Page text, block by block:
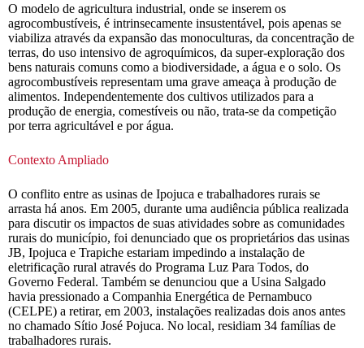
O modelo de agricultura industrial, onde se inserem os
agrocombustíveis, é intrinsecamente insustentável, pois apenas se
viabiliza através da expansão das monoculturas, da concentração de
terras, do uso intensivo de agroquímicos, da super-exploração dos
bens naturais comuns como a biodiversidade, a água e o solo. Os
agrocombustíveis representam uma grave ameaça à produção de
alimentos. Independentemente dos cultivos utilizados para a
produção de energia, comestíveis ou não, trata-se da competição
por terra agricultável e por água.
Contexto Ampliado
O conflito entre as usinas de Ipojuca e trabalhadores rurais se
arrasta há anos. Em 2005, durante uma audiência pública realizada
para discutir os impactos de suas atividades sobre as comunidades
rurais do município, foi denunciado que os proprietários das usinas
JB, Ipojuca e Trapiche estariam impedindo a instalação de
eletrificação rural através do Programa Luz Para Todos, do
Governo Federal. Também se denunciou que a Usina Salgado
havia pressionado a Companhia Energética de Pernambuco
(CELPE) a retirar, em 2003, instalações realizadas dois anos antes
no chamado Sítio José Pojuca. No local, residiam 34 famílias de
trabalhadores rurais.